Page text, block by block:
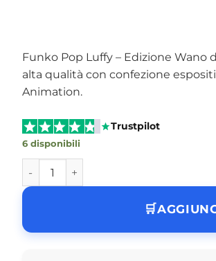
Funko Pop Luffy – Edizione Wano
alta qualità con confezione
Animation.
Trustpilot
6 disponibili
Funko Pop Luffy – One Piece Wano